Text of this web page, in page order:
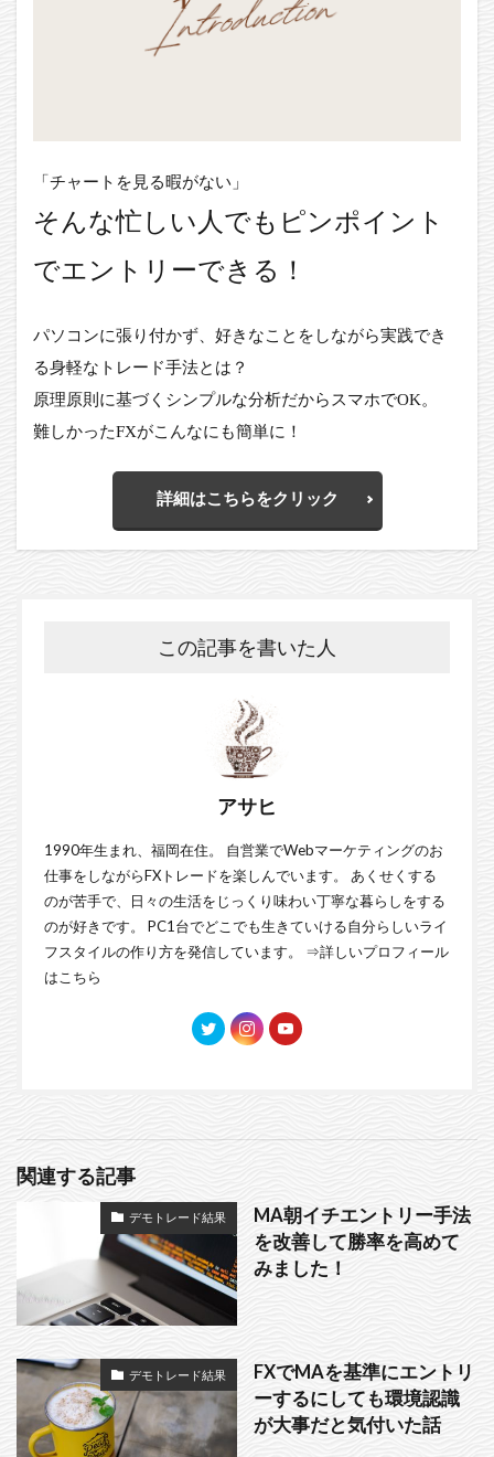
「チャートを見る暇がない」
そんな忙しい人でもピンポイント
でエントリーできる！
パソコンに張り付かず、好きなことをしながら実践でき
る身軽なトレード手法とは？
原理原則に基づくシンプルな分析だからスマホでOK。
難しかったFXがこんなにも簡単に！
詳細はこちらをクリック
この記事を書いた人
アサヒ
1990年生まれ、福岡在住。 自営業でWebマーケティングのお
仕事をしながらFXトレードを楽しんでいます。 あくせくする
のが苦手で、日々の生活をじっくり味わい丁寧な暮らしをする
のが好きです。 PC1台でどこでも生きていける自分らしいライ
フスタイルの作り方を発信しています。 ⇒詳しいプロフィール
はこちら
関連する記事
デモトレード結果
MA朝イチエントリー手法
を改善して勝率を高めて
みました！
デモトレード結果
FXでMAを基準にエントリ
ーするにしても環境認識
が大事だと気付いた話